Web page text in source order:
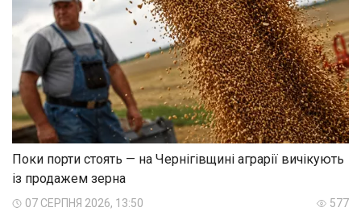
Поки порти стоять — на Чернігівщині аграрії вичікують
із продажем зерна
07 СЕРПНЯ 2026, 13:50 577